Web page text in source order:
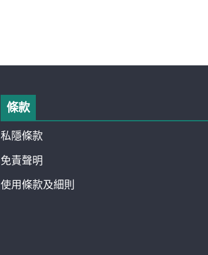
條款
私隱條款
免責聲明
使用條款及細則